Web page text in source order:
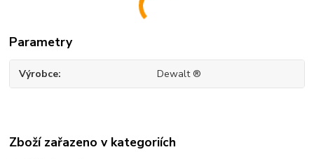
Parametry
Výrobce Dewalt ®
Zboží zařazeno v kategoriích